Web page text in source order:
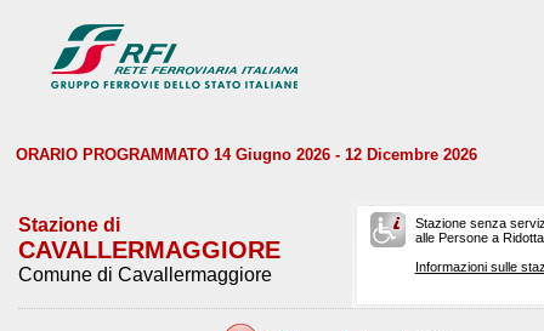
ORARIO PROGRAMMATO 14 Giugno 2026 - 12 Dicembre 2026
Stazione di
CAVALLERMAGGIORE
Comune di Cavallermaggiore
Stazione senza
alle Persone a
Informazioni sulle